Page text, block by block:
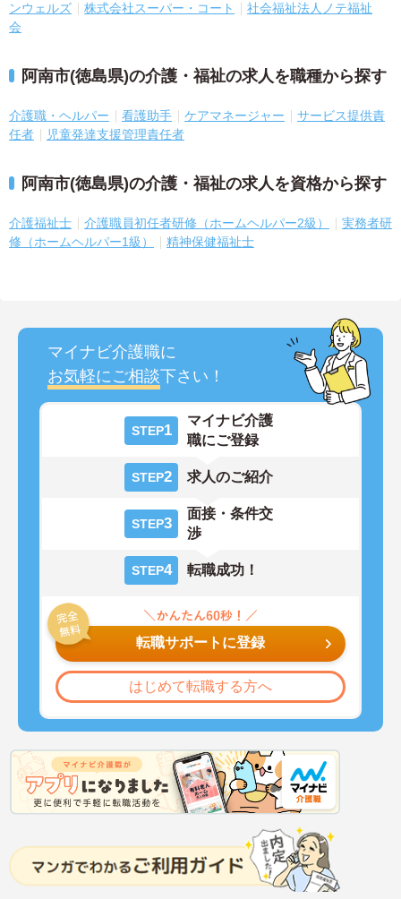
ンウェルズ
株式会社スーパー・コート
社会福祉法人ノテ福祉
会
阿南市(徳島県)の介護・福祉の求人を職種から探す
介護職・ヘルパー 看護助手 ケアマネージャー
サービス提供責
任者
児童発達支援管理責任者
阿南市(徳島県)の介護・福祉の求人を資格から探す
介護福祉士 介護職員初任者研修（ホームヘルパー2級）
実務者研
修（ホームヘルパー1級）
精神保健福祉士
マイナビ介護職に
お気軽にご相談下さい！
STEP1
マイナビ介護
職にご登録
STEP2 求人のご紹介
STEP3
面接・条件交
渉
STEP4 転職成功！
転職サポートに登録
はじめて転職する方へ